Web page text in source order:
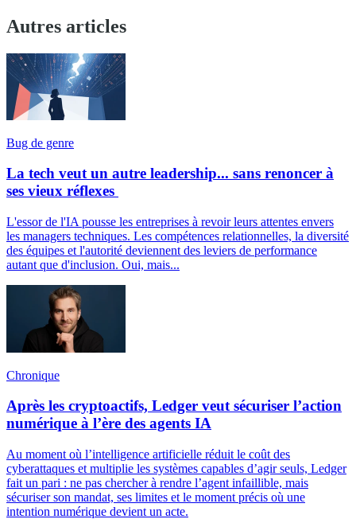
Autres articles
Bug de genre
La tech veut un autre leadership... sans renoncer à
ses vieux réflexes
L'essor de l'IA pousse les entreprises à revoir leurs attentes envers
les managers techniques. Les compétences relationnelles, la diversité
des équipes et l'autorité deviennent des leviers de performance
autant que d'inclusion. Oui, mais...
Chronique
Après les cryptoactifs, Ledger veut sécuriser l’action
numérique à l’ère des agents IA
Au moment où l’intelligence artificielle réduit le coût des
cyberattaques et multiplie les systèmes capables d’agir seuls, Ledger
fait un pari : ne pas chercher à rendre l’agent infaillible, mais
sécuriser son mandat, ses limites et le moment précis où une
intention numérique devient un acte.